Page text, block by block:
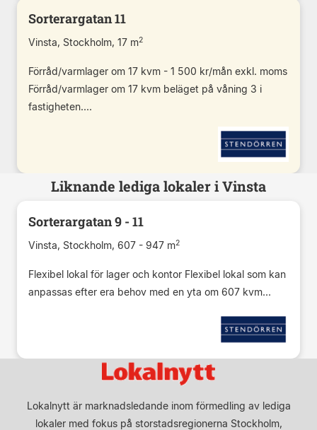
Sorterargatan 11
Vinsta, Stockholm, 17 m2
Förråd/varmlager om 17 kvm - 1 500 kr/mån exkl. moms
Förråd/varmlager om 17 kvm beläget på våning 3 i
fastigheten....
Liknande lediga lokaler i Vinsta
Sorterargatan 9 - 11
Vinsta, Stockholm, 607 - 947 m2
Flexibel lokal för lager och kontor Flexibel lokal som kan
anpassas efter era behov med en yta om 607 kvm...
Lokalnytt är marknadsledande inom förmedling av lediga
lokaler med fokus på storstadsregionerna Stockholm,